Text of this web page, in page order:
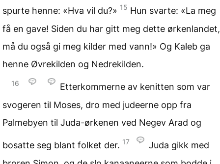
spurte henne: «Hva vil du?» 15 Hun svarte: «La meg
få en gave! Siden du har gitt meg dette ørkenlandet,
må du også gi meg kilder med vann!» Og Kaleb ga
henne Øvrekilden og Nedrekilden.
16
Etterkommerne av kenitten som var
svogeren til Moses, dro med judeerne opp fra
Palmebyen til Juda-ørkenen ved Negev Arad og
bosatte seg blant folket der. 17
Juda gikk med